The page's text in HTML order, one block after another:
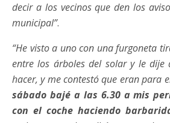
decir a los vecinos que den los
municipal”.
“He visto a uno con una furgoneta
entre los árboles del solar y le dije
hacer, y me contestó que eran para
sábado bajé a las 6.30 a mis
con el coche haciendo